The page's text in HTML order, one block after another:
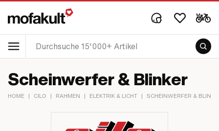
Scheinwerfer & Blinker
HOME | CILO | RAHMEN | ELEKTRIK & LICHT | SCHEINWERFER &